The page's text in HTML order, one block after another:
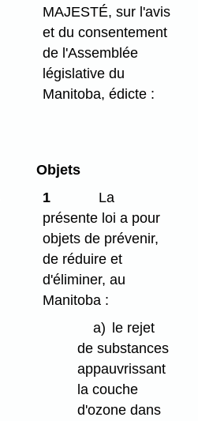
MAJESTÉ, sur l'avis
et du consentement
de l'Assemblée
législative du
Manitoba, édicte :
Objets
1
La
présente loi a pour
objets de prévenir,
de réduire et
d'éliminer, au
Manitoba :
a) le rejet
de substances
appauvrissant
la couche
d'ozone dans